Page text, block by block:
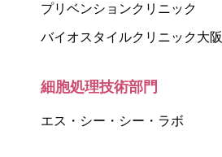
プリベンションクリニック
バイオスタイルクリニック大阪
細胞処理技術部門
エス・シー・シー・ラボ